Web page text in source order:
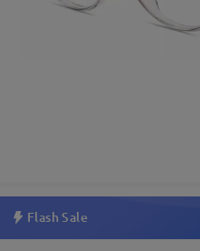
Flash Sale